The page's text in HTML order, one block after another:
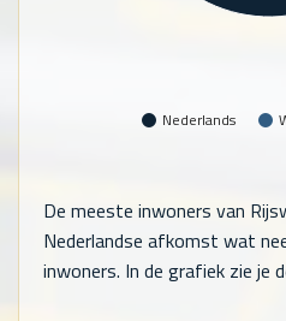
Nederlands
De meeste inwoners van
Nederlandse afkomst wat
inwoners. In de grafiek zie je